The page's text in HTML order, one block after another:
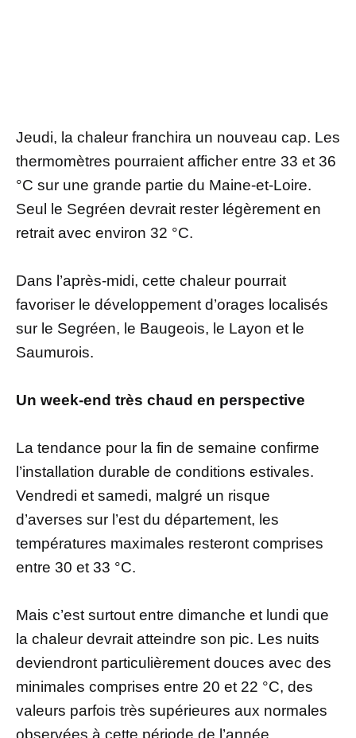
Jeudi, la chaleur franchira un nouveau cap. Les
thermomètres pourraient afficher entre 33 et 36
°C sur une grande partie du Maine-et-Loire.
Seul le Segréen devrait rester légèrement en
retrait avec environ 32 °C.
Dans l’après-midi, cette chaleur pourrait
favoriser le développement d’orages localisés
sur le Segréen, le Baugeois, le Layon et le
Saumurois.
Un week-end très chaud en perspective
La tendance pour la fin de semaine confirme
l’installation durable de conditions estivales.
Vendredi et samedi, malgré un risque
d’averses sur l’est du département, les
températures maximales resteront comprises
entre 30 et 33 °C.
Mais c’est surtout entre dimanche et lundi que
la chaleur devrait atteindre son pic. Les nuits
deviendront particulièrement douces avec des
minimales comprises entre 20 et 22 °C, des
valeurs parfois très supérieures aux normales
observées à cette période de l’année.